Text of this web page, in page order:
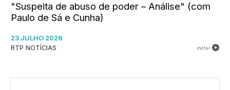
"Suspeita de abuso de poder – Análise" (com
Paulo de Sá e Cunha)
23 JULHO 2026
RTP NOTÍCIAS
inclui